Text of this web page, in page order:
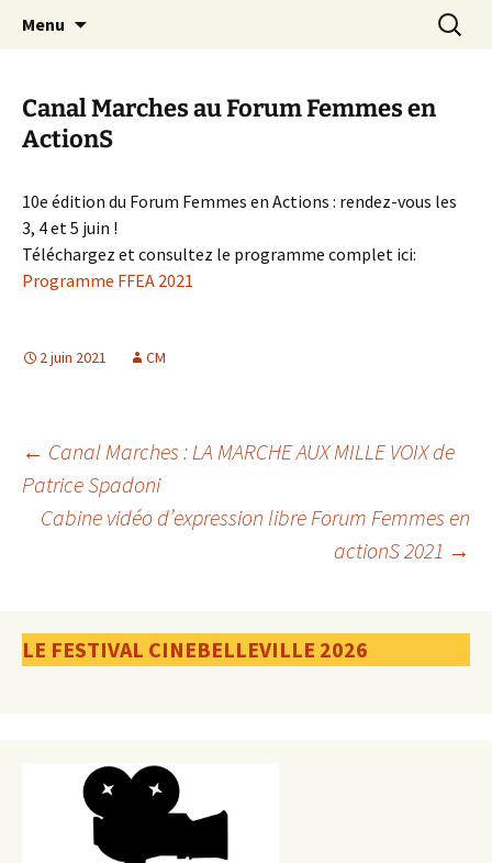
Canal Marches
Menu
Canal Marches au Forum Femmes en
ActionS
10e édition du Forum Femmes en Actions : rendez-vous les
3, 4 et 5 juin !
Téléchargez et consultez le programme complet ici:
Programme FFEA 2021
2 juin 2021 CM
Navigation
des
← Canal Marches : LA MARCHE AUX MILLE VOIX de
Patrice Spadoni
Cabine vidéo d’expression libre Forum Femmes en
actionS 2021 →
LE FESTIVAL CINEBELLEVILLE 2026